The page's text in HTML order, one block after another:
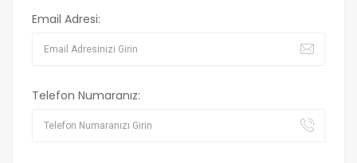
Email Adresi:
Telefon Numaranız: